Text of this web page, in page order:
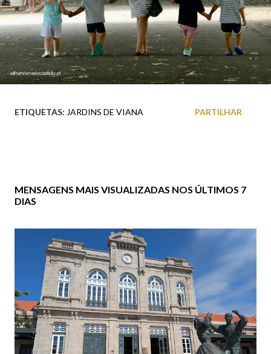
ETIQUETAS: JARDINS DE VIANA PARTILHAR
MENSAGENS MAIS VISUALIZADAS NOS ÚLTIMOS 7
DIAS